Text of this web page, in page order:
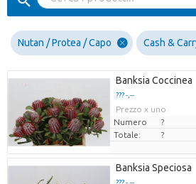
Nutan / Protea / Capo Cash &
Banksia Coccinea
??? -,--
Prezzo x uno
Numero
?
Totale:
?
Banksia Speciosa